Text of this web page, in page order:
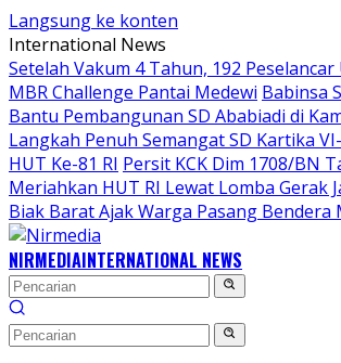
Langsung ke konten
International News
Setelah Vakum 4 Tahun, 192 Peselancar
MBR Challenge Pantai Medewi Babinsa
Bantu Pembangunan SD Ababiadi di
Langkah Penuh Semangat SD Kartika
HUT Ke-81 RI Persit KCK Dim 1708/BN
Meriahkan HUT RI Lewat Lomba Gerak
Biak Barat Ajak Warga Pasang Bendera
NIRMEDIAINTERNATIONAL NEWS